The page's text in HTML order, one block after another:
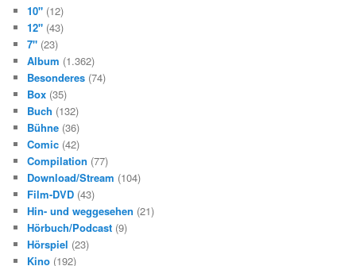
10" (12)
12" (43)
7" (23)
Album (1.362)
Besonderes (74)
Box (35)
Buch (132)
Bühne (36)
Comic (42)
Compilation (77)
Download/Stream (104)
Film-DVD (43)
Hin- und weggesehen (21)
Hörbuch/Podcast (9)
Hörspiel (23)
Kino (192)